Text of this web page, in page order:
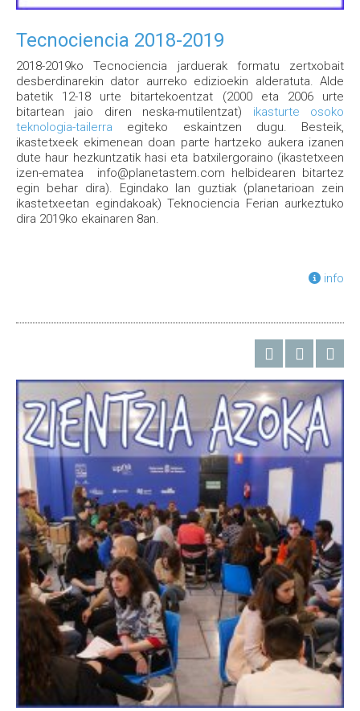
Tecnociencia 2018-2019
2018-2019ko Tecnociencia jarduerak formatu zertxobait
desberdinarekin dator aurreko edizioekin alderatuta. Alde
batetik 12-18 urte bitartekoentzat (2000 eta 2006 urte
bitartean jaio diren neska-mutilentzat) ikasturte osoko
teknologia-tailerra egiteko eskaintzen dugu. Besteik,
ikastetxeek ekimenean doan parte hartzeko aukera izanen
dute haur hezkuntzatik hasi eta batxilergoraino (ikastetxeen
izen-ematea info@planetastem.com helbidearen bitartez
egin behar dira). Egindako lan guztiak (planetarioan zein
ikastetxeetan egindakoak) Teknociencia Ferian aurkeztuko
dira 2019ko ekainaren 8an.
info